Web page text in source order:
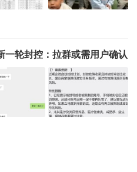
一轮封控：拉群或需用户确认